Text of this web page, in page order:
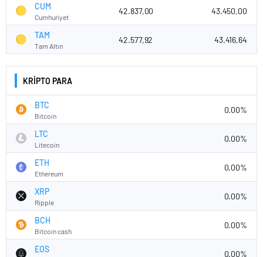
CUM
Cumhuriyet
42.837,00 43.450,00
TAM
Tam Altın
42.577,92 43.416,64
KRİPTO PARA
BTC
Bitcoin
0.00%
LTC
Litecoin
0.00%
ETH
Ethereum
0.00%
XRP
Ripple
0.00%
BCH
Bitcoin cash
0.00%
EOS 0.00%